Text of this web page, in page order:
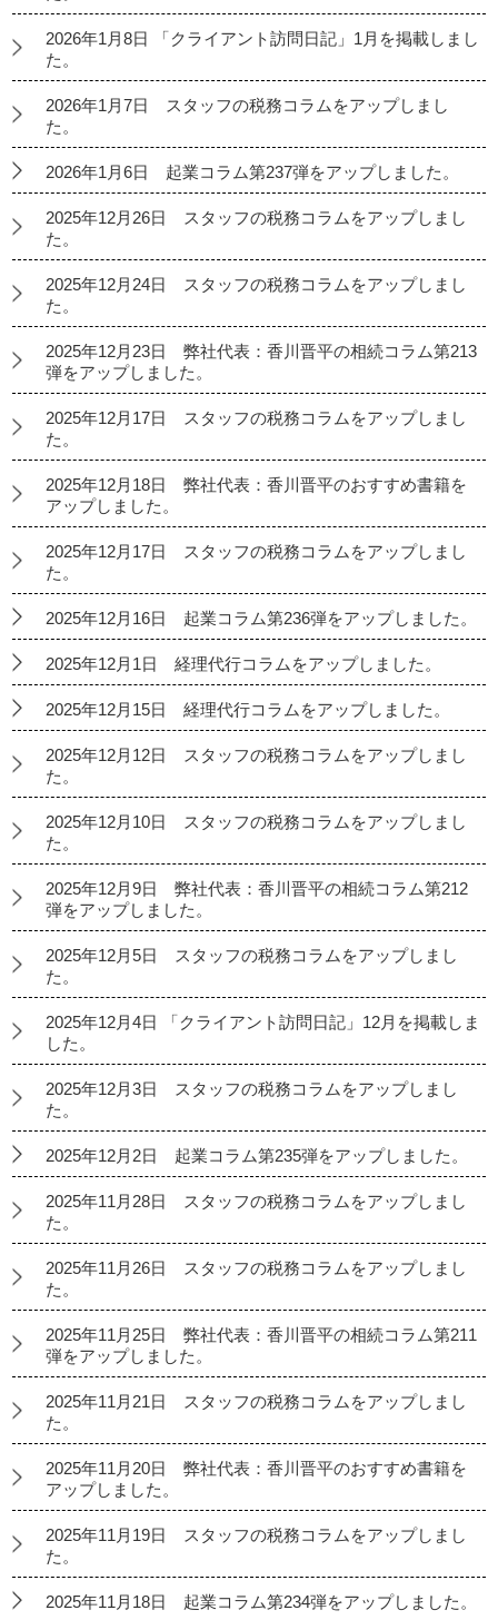
2026年1月8日 「クライアント訪問日記」1月を掲載しまし
た。
2026年1月7日 スタッフの税務コラムをアップしまし
た。
2026年1月6日 起業コラム第237弾をアップしました。
2025年12月26日 スタッフの税務コラムをアップしまし
た。
2025年12月24日 スタッフの税務コラムをアップしまし
た。
2025年12月23日 弊社代表：香川晋平の相続コラム第213
弾をアップしました。
2025年12月17日 スタッフの税務コラムをアップしまし
た。
2025年12月18日 弊社代表：香川晋平のおすすめ書籍を
アップしました。
2025年12月17日 スタッフの税務コラムをアップしまし
た。
2025年12月16日 起業コラム第236弾をアップしました。
2025年12月1日 経理代行コラムをアップしました。
2025年12月15日 経理代行コラムをアップしました。
2025年12月12日 スタッフの税務コラムをアップしまし
た。
2025年12月10日 スタッフの税務コラムをアップしまし
た。
2025年12月9日 弊社代表：香川晋平の相続コラム第212
弾をアップしました。
2025年12月5日 スタッフの税務コラムをアップしまし
た。
2025年12月4日 「クライアント訪問日記」12月を掲載しま
した。
2025年12月3日 スタッフの税務コラムをアップしまし
た。
2025年12月2日 起業コラム第235弾をアップしました。
2025年11月28日 スタッフの税務コラムをアップしまし
た。
2025年11月26日 スタッフの税務コラムをアップしまし
た。
2025年11月25日 弊社代表：香川晋平の相続コラム第211
弾をアップしました。
2025年11月21日 スタッフの税務コラムをアップしまし
た。
2025年11月20日 弊社代表：香川晋平のおすすめ書籍を
アップしました。
2025年11月19日 スタッフの税務コラムをアップしまし
た。
2025年11月18日 起業コラム第234弾をアップしました。